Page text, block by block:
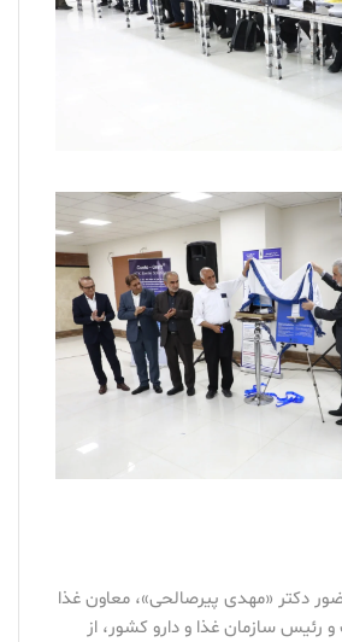
دکتر «مهدی پیرصالحی»، معاون غذا
رئیس سازمان غذا و دارو کشور، از